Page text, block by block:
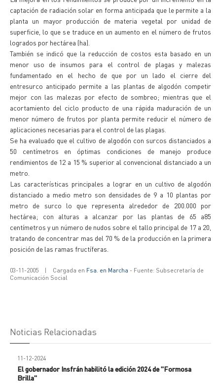
captación de radiación solar en forma anticipada que le permite a la
planta un mayor producción de materia vegetal por unidad de
superficie, lo que se traduce en un aumento en el número de frutos
logrados por hectárea (ha).
También se indicó que la reducción de costos esta basado en un
menor uso de insumos para el control de plagas y malezas
fundamentado en el hecho de que por un lado el cierre del
entresurco anticipado permite a las plantas de algodón competir
mejor con las malezas por efecto de sombreo; mientras que el
acortamiento del ciclo producto de una rápida maduración de un
menor número de frutos por planta permite reducir el número de
aplicaciones necesarias para el control de las plagas.
Se ha evaluado que el cultivo de algodón con surcos distanciados a
50 centímetros en óptimas condiciones de manejo produce
rendimientos de 12 a 15 % superior al convencional distanciado a un
metro.
Las características principales a lograr en un cultivo de algodón
distanciado a medio metro son densidades de 9 a 10 plantas por
metro de surco lo que representa alrededor de 200.000 por
hectárea; con alturas a alcanzar por las plantas de 65 a85
centímetros y un número de nudos sobre el tallo principal de 17 a 20,
tratando de concentrar mas del 70 % de la producción en la primera
posición de las ramas fructíferas.
03-11-2005 | Cargada en Fsa. en Marcha - Fuente: Subsecretaría de
Comunicación Social
Noticias Relacionadas
11-12-2024
El gobernador Insfrán habilitó la edición 2024 de "Formosa
Brilla"